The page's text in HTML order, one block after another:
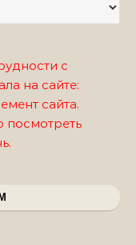
с
на сайте:
сайта.
посмотреть